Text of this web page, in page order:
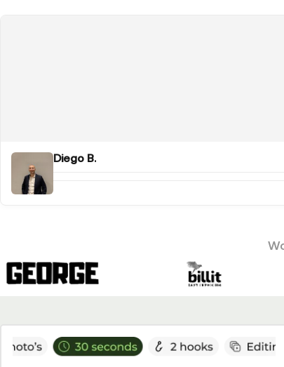
Diego B.